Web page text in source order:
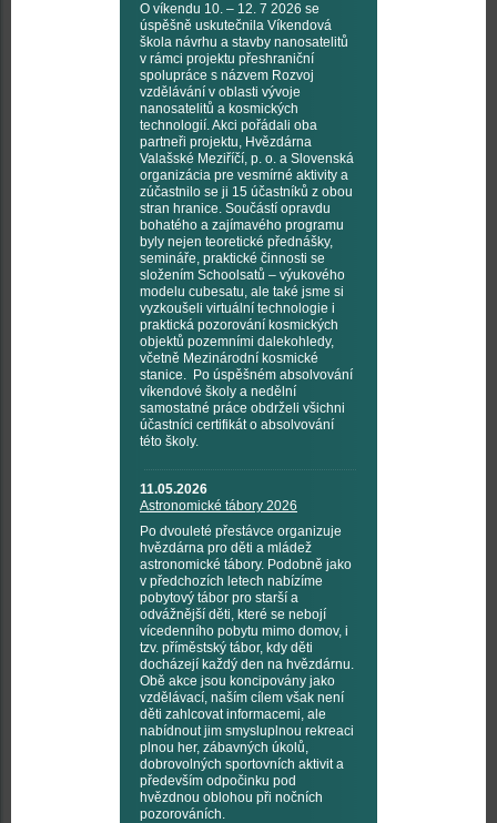
O víkendu 10. – 12. 7 2026 se
úspěšně uskutečnila Víkendová
škola návrhu a stavby nanosatelitů
v rámci projektu přeshraniční
spolupráce s názvem Rozvoj
vzdělávání v oblasti vývoje
nanosatelitů a kosmických
technologií. Akci pořádali oba
partneři projektu, Hvězdárna
Valašské Meziříčí, p. o. a Slovenská
organizácia pre vesmírné aktivity a
zúčastnilo se ji 15 účastníků z obou
stran hranice. Součástí opravdu
bohatého a zajímavého programu
byly nejen teoretické přednášky,
semináře, praktické činnosti se
složením Schoolsatů – výukového
modelu cubesatu, ale také jsme si
vyzkoušeli virtuální technologie i
praktická pozorování kosmických
objektů pozemními dalekohledy,
včetně Mezinárodní kosmické
stanice. Po úspěšném absolvování
víkendové školy a nedělní
samostatné práce obdrželi všichni
účastníci certifikát o absolvování
této školy.
11.05.2026
Astronomické tábory 2026
Po dvouleté přestávce organizuje
hvězdárna pro děti a mládež
astronomické tábory. Podobně jako
v předchozích letech nabízíme
pobytový tábor pro starší a
odvážnější děti, které se nebojí
vícedenního pobytu mimo domov, i
tzv. příměstský tábor, kdy děti
docházejí každý den na hvězdárnu.
Obě akce jsou koncipovány jako
vzdělávací, naším cílem však není
děti zahlcovat informacemi, ale
nabídnout jim smysluplnou rekreaci
plnou her, zábavných úkolů,
dobrovolných sportovních aktivit a
především odpočinku pod
hvězdnou oblohou při nočních
pozorováních.